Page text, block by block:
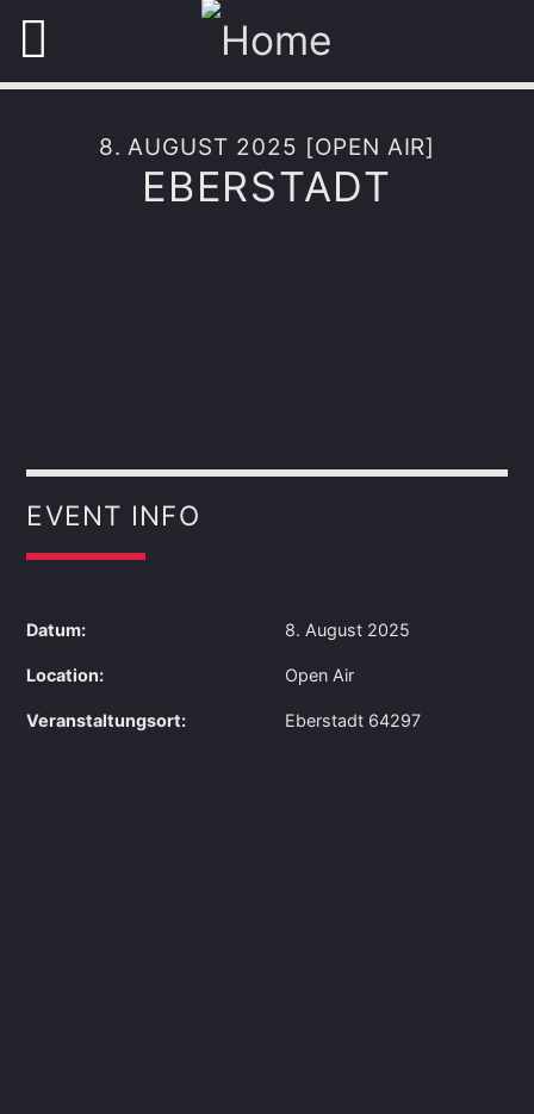
8. AUGUST 2025 [OPEN AIR]
EBERSTADT
EVENT INFO
Datum: 8. August 2025
Location: Open Air
Veranstaltungsort: Eberstadt 64297